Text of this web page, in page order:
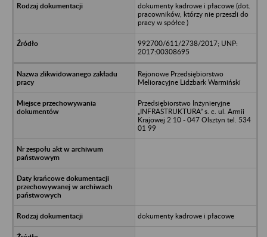
dokumenty kadrowe i płacowe (dot.
pracowników, którzy nie przeszli do
pracy w spółce )
992700/611/2738/2017; UNP:
2017:00308695
Rejonowe Przedsiębiorstwo
Melioracyjne Lidzbark Warmiński
Przedsiębiorstwo Inżynieryjne
„INFRASTRUKTURA” s. c. ul. Armii
Krajowej 2 10 - 047 Olsztyn tel. 534
01 99
dokumenty kadrowe i płacowe